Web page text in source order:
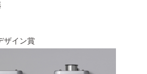
ザイン賞